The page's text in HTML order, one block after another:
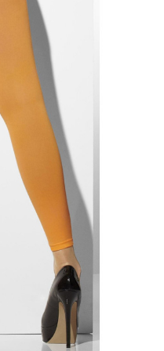
dekorace na stůl
a mašle
balónky a hélium